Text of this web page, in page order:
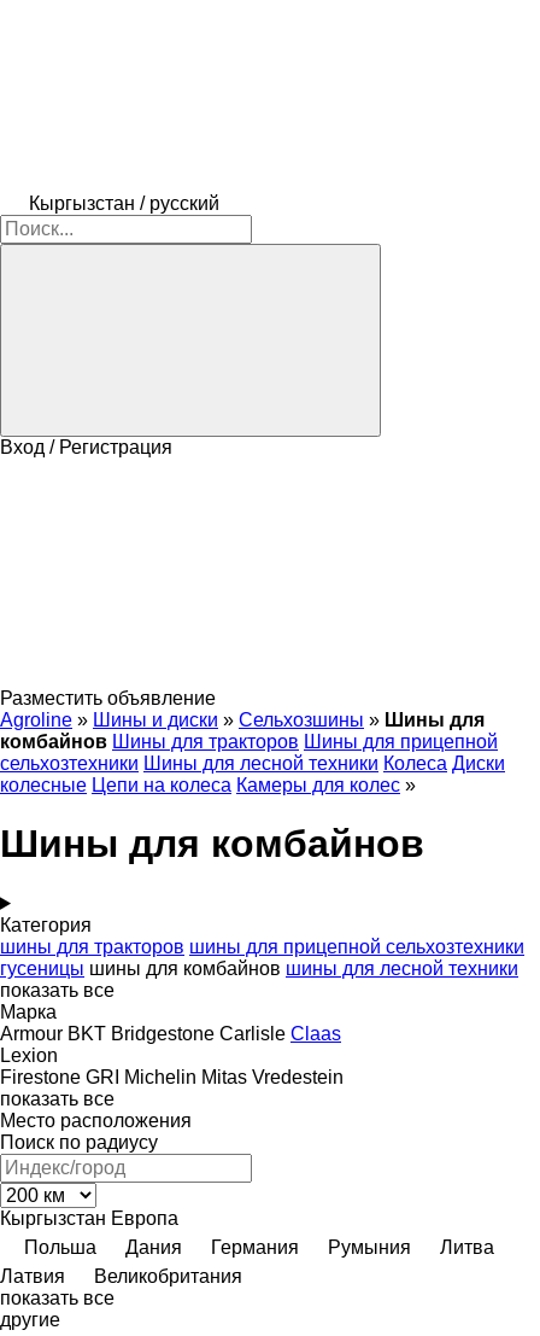
Кыргызстан / русский
Вход / Регистрация
Разместить объявление
Agroline » Шины и диски » Сельхозшины » Шины для
комбайнов Шины для тракторов Шины для прицепной
сельхозтехники Шины для лесной техники Колеса Диски
колесные Цепи на колеса Камеры для колес »
Шины для комбайнов
Категория
шины для тракторов шины для прицепной сельхозтехники
гусеницы шины для комбайнов шины для лесной техники
показать все
Марка
Armour BKT Bridgestone Carlisle Claas
Lexion
Firestone GRI Michelin Mitas Vredestein
показать все
Место расположения
Поиск по радиусу
Кыргызстан Европа
Польша
Дания Германия Румыния
Литва
Латвия
Великобритания
показать все
другие